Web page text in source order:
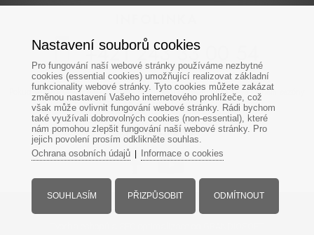
+421 243 33 00 54
Pokud se nedovoláte napoprvé zkuste zavolat později, linka bývá během sezóny
často velmi vytížená. Děkujeme za pochopení
SOCIÁLNÍ SÍTĚ
Nastavení souborů cookies
Pro fungování naší webové stránky používáme nezbytné
cookies (essential cookies) umožňující realizovat základní
funkcionality webové stránky. Tyto cookies můžete zakázat
změnou nastavení Vašeho internetového prohlížeče, což
však může ovlivnit fungování webové stránky. Rádi bychom
také využívali dobrovolných cookies (non-essential), které
nám pomohou zlepšit fungování naší webové stránky. Pro
jejich povolení prosím odklikněte souhlas.
Ochrana osobních údajů| Informace o cookies
SOUHLASÍM PŘIZPŮSOBIT ODMÍTNOUT